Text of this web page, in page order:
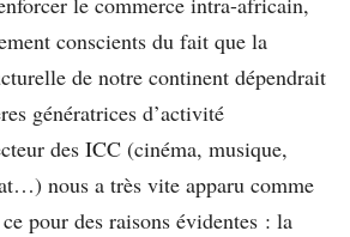
conscients du fait que la
de notre continent dépendrait
génératrices d’activité
des ICC (cinéma, musique,
nous a très vite apparu comme
pour des raisons évidentes : la